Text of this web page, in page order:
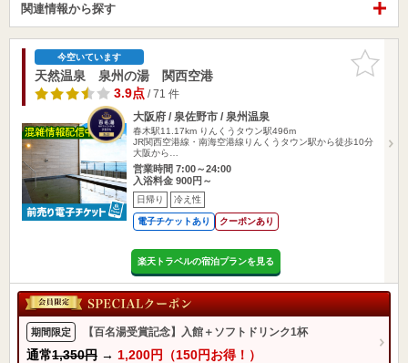
関連情報から探す
お気に入
りに追加
今空いています
天然温泉 泉州の湯 関西空港
3.9点/ 71 件
大阪府 / 泉佐野市 / 泉州温泉
春木駅11.17km りんくうタウン駅496m
JR関西空港線・南海空港線りんくうタウン駅から徒歩10分
大阪から…
営業時間 7:00～24:00
入浴料金 900円～
日帰り 冷え性
電子チケットあり クーポンあり
楽天トラベルの宿泊プランを見る
期間限定 【百名湯受賞記念】入館＋ソフトドリンク1杯
通常1,350円 → 1,200円（150円お得！）